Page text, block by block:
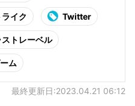
ライク Twitter
ストレーベル
ム
最終更新日:2023.04.21 06:12